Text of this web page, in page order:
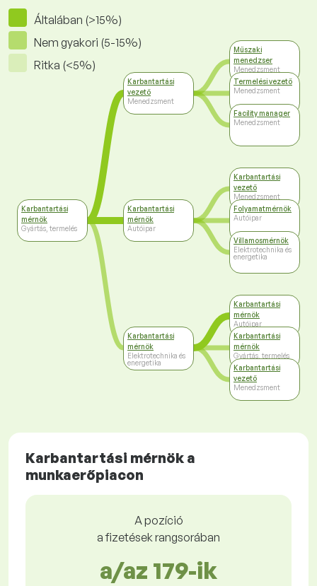
Általában (>15%)
Nem gyakori (5-15%)
Ritka (<5%)
Karbantartási
mérnök
Gyártás, termelés
Karbantartási
vezető
Menedzsment
Karbantartási
mérnök
Autóipar
Karbantartási
mérnök
Elektrotechnika és
energetika
Műszaki
menedzser
Menedzsment
Termelési vezető
Menedzsment
Facility manager
Menedzsment
Karbantartási
vezető
Menedzsment
Folyamatmérnök
Autóipar
Villamosmérnök
Elektrotechnika és
energetika
Karbantartási
mérnök
Autóipar
Karbantartási
mérnök
Gyártás, termelés
Karbantartási
vezető
Menedzsment
Karbantartási mérnök a
munkaerőpiacon
A pozíció
a fizetések rangsorában
a/az 179-ik